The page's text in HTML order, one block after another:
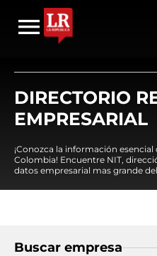
DIRECTORIO
EMPRESARIAL
¡Conozca la información
Colombia! Encuentre NIT,
datos empresarial mas grande
Buscar empresa